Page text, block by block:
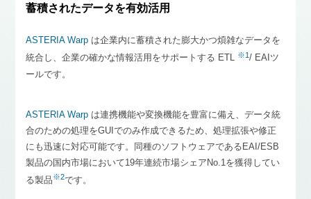
蓄積されたデータを有効活用
ASTERIA Warp は企業内に蓄積された膨大かつ煩雑なデータを
統合し、企業の確かな情報活用をサポートする ETL ※1/ EAIツ
ールです。
ASTERIA Warp は連携機能や変換機能を豊富に備え、データ統
合のための処理をGUIでのみ作成できるため、処理拡張や修正
にも迅速に対応可能です。同種のソフトウェアであるEAI/ESB
製品の国内市場において19年連続市場シェアNo.1を獲得してい
る製品※2です。